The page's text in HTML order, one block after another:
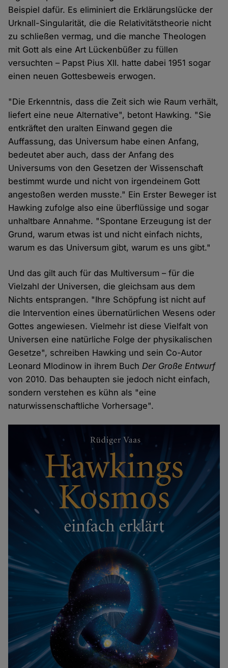
Beispiel dafür. Es eliminiert die Erklärungslücke der
Urknall-Singularität, die die Relativitätstheorie nicht
zu schließen vermag, und die manche Theologen
mit Gott als eine Art Lückenbüßer zu füllen
versuchten – Papst Pius XII. hatte dabei 1951 sogar
einen neuen Gottesbeweis erwogen.
"Die Erkenntnis, dass die Zeit sich wie Raum verhält,
liefert eine neue Alternative", betont Hawking. "Sie
entkräftet den uralten Einwand gegen die
Auffassung, das Universum habe einen Anfang,
bedeutet aber auch, dass der Anfang des
Universums von den Gesetzen der Wissenschaft
bestimmt wurde und nicht von irgendeinem Gott
angestoßen werden musste." Ein Erster Beweger ist
Hawking zufolge also eine überflüssige und sogar
unhaltbare Annahme. "Spontane Erzeugung ist der
Grund, warum etwas ist und nicht einfach nichts,
warum es das Universum gibt, warum es uns gibt."
Und das gilt auch für das Multiversum – für die
Vielzahl der Universen, die gleichsam aus dem
Nichts entsprangen. "Ihre Schöpfung ist nicht auf
die Intervention eines übernatürlichen Wesens oder
Gottes angewiesen. Vielmehr ist diese Vielfalt von
Universen eine natürliche Folge der physikalischen
Gesetze", schreiben Hawking und sein Co-Autor
Leonard Mlodinow in ihrem Buch Der Große Entwurf
von 2010. Das behaupten sie jedoch nicht einfach,
sondern verstehen es kühn als "eine
naturwissenschaftliche Vorhersage".